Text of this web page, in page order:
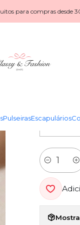
PulseirasEscapulários
para compras desde
Colares Colar
Quantidade